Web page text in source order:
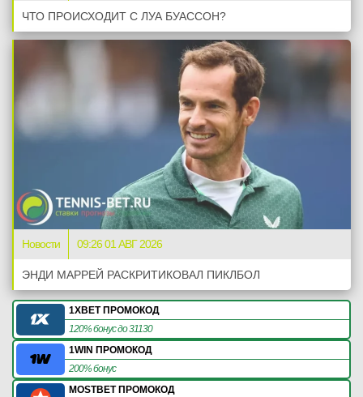
ЧТО ПРОИСХОДИТ С ЛУА БУАССОН?
Новости 09:26 01 АВГ 2026
ЭНДИ МАРРЕЙ РАСКРИТИКОВАЛ ПИКЛБОЛ
1XBET ПРОМОКОД
120% бонус до 31130
1WIN ПРОМОКОД
200% бонус
MOSTBET ПРОМОКОД